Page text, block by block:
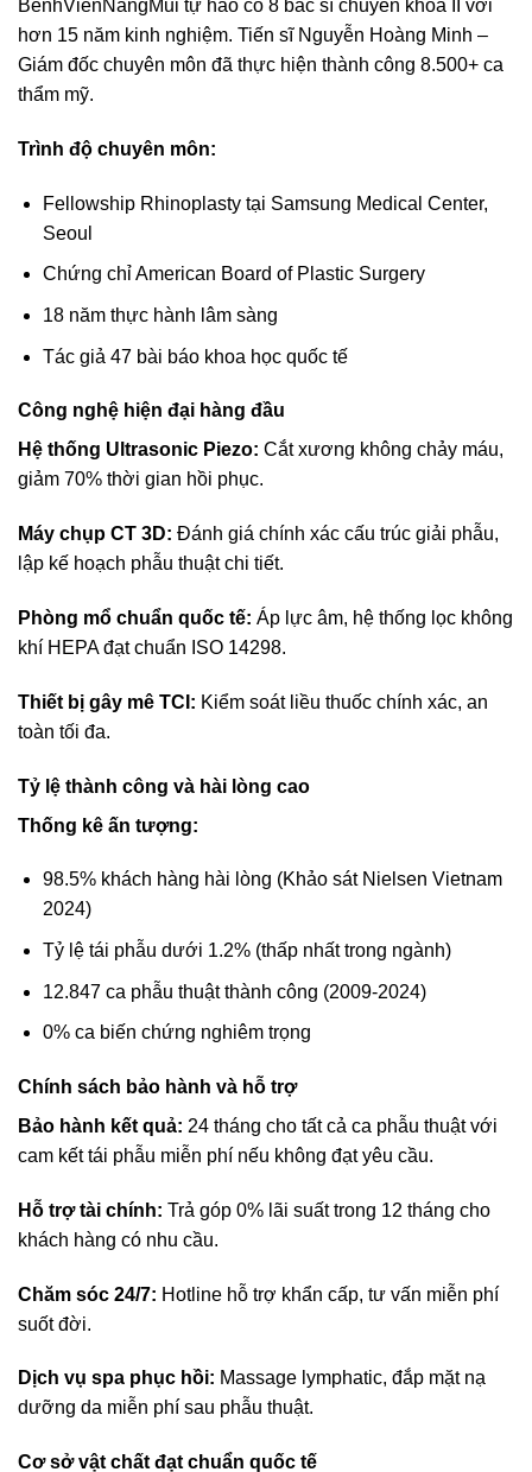
BenhVienNangMui tự hào có 8 bác sĩ chuyên khoa II với
hơn 15 năm kinh nghiệm. Tiến sĩ Nguyễn Hoàng Minh –
Giám đốc chuyên môn đã thực hiện thành công 8.500+ ca
thẩm mỹ.
Trình độ chuyên môn:
Fellowship Rhinoplasty tại Samsung Medical Center,
Seoul
Chứng chỉ American Board of Plastic Surgery
18 năm thực hành lâm sàng
Tác giả 47 bài báo khoa học quốc tế
Công nghệ hiện đại hàng đầu
Hệ thống Ultrasonic Piezo: Cắt xương không chảy máu,
giảm 70% thời gian hồi phục.
Máy chụp CT 3D: Đánh giá chính xác cấu trúc giải phẫu,
lập kế hoạch phẫu thuật chi tiết.
Phòng mổ chuẩn quốc tế: Áp lực âm, hệ thống lọc không
khí HEPA đạt chuẩn ISO 14298.
Thiết bị gây mê TCI: Kiểm soát liều thuốc chính xác, an
toàn tối đa.
Tỷ lệ thành công và hài lòng cao
Thống kê ấn tượng:
98.5% khách hàng hài lòng (Khảo sát Nielsen Vietnam
2024)
Tỷ lệ tái phẫu dưới 1.2% (thấp nhất trong ngành)
12.847 ca phẫu thuật thành công (2009-2024)
0% ca biến chứng nghiêm trọng
Chính sách bảo hành và hỗ trợ
Bảo hành kết quả: 24 tháng cho tất cả ca phẫu thuật với
cam kết tái phẫu miễn phí nếu không đạt yêu cầu.
Hỗ trợ tài chính: Trả góp 0% lãi suất trong 12 tháng cho
khách hàng có nhu cầu.
Chăm sóc 24/7: Hotline hỗ trợ khẩn cấp, tư vấn miễn phí
suốt đời.
Dịch vụ spa phục hồi: Massage lymphatic, đắp mặt nạ
dưỡng da miễn phí sau phẫu thuật.
Cơ sở vật chất đạt chuẩn quốc tế